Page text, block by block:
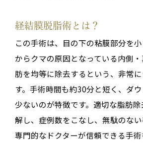
経結膜脱脂術とは？
この手術は、目の下の粘膜部分を
からクマの原因となっている内側
肪を均等に除去するという、非常
す。手術時間も約30分と短く、ダ
少ないのが特徴です。適切な脂肪
解し、症例数をこなし、無駄のな
専門的なドクターが信頼できる手術